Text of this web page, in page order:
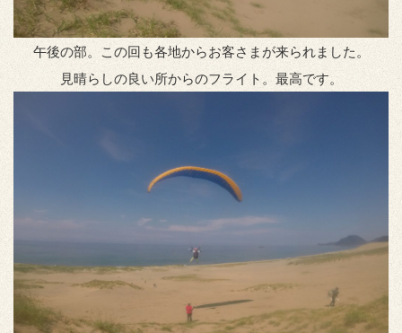
午後の部。この回も各地からお客さまが来られました。
見晴らしの良い所からのフライト。最高です。